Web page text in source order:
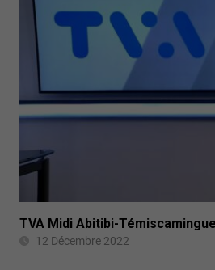
TVA Midi Abitibi-
12 Décembre 2022